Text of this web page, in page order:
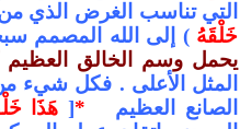
التي تناسب الغرض الذي من
خَلْقَهُ ) إلى الله المصمم
يحمل وسم الخالق العظيم
المثل الأعلى . فكل شيء
الصانع العظيم
*
[ هَذَا